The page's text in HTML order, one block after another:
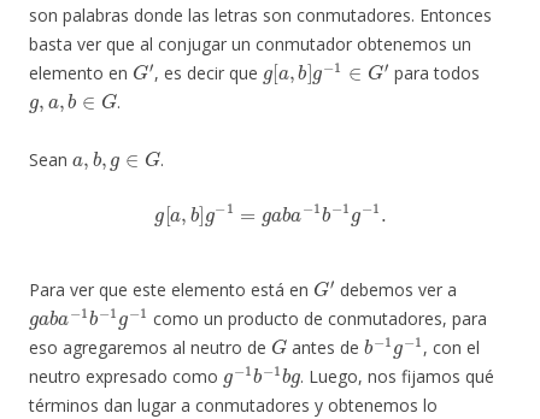
son palabras donde las letras son conmutadores. Entonces
basta ver que al conjugar un conmutador obtenemos un
elemento en
G′
, es decir que
g[a,b]g−1 ∈G′
para todos
g,a,b∈G
.
Sean
b G
.
a ]g −1 a −1b −1 g−
Para ver que este elemento está en
G′
debemos ver a
g ab a−1b− 1g−1
como un producto de conmutadores, para
eso agregaremos al neutro de
G
antes de
b−1g−1
, con el
neutro expresado como
g−1b −1bg
. Luego, nos fijamos qué
términos dan lugar a conmutadores y obtenemos lo